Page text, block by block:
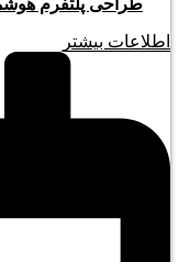
طراحی پلتفرم
اطلاعات بیشتر